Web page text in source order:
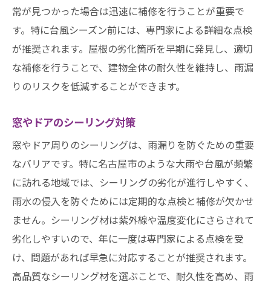
常が見つかった場合は迅速に補修を行うことが重要で
す。特に台風シーズン前には、専門家による詳細な点検
が推奨されます。屋根の劣化箇所を早期に発見し、適切
な補修を行うことで、建物全体の耐久性を維持し、雨漏
りのリスクを低減することができます。
窓やドアのシーリング対策
窓やドア周りのシーリングは、雨漏りを防ぐための重要
なバリアです。特に名古屋市のような大雨や台風が頻繁
に訪れる地域では、シーリングの劣化が進行しやすく、
雨水の侵入を防ぐためには定期的な点検と補修が欠かせ
ません。シーリング材は紫外線や温度変化にさらされて
劣化しやすいので、年に一度は専門家による点検を受
け、問題があれば早急に対応することが推奨されます。
高品質なシーリング材を選ぶことで、耐久性を高め、雨